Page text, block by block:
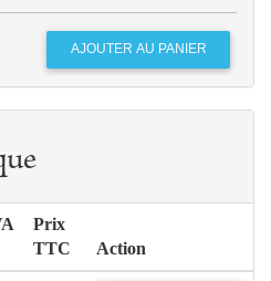
Prix
TTC
Action